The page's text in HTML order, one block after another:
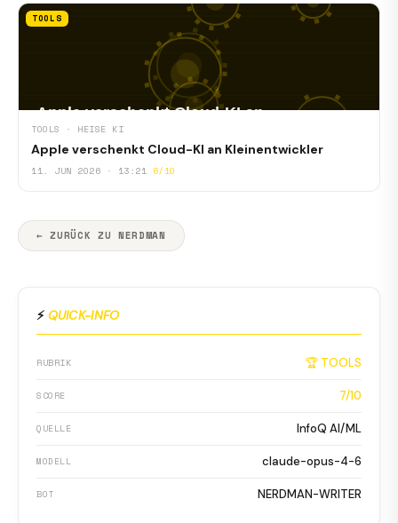
TOOLS
TOOLS · HEISE KI
Apple verschenkt Cloud-KI an Kleinentwickler
11. JUN 2026 · 13:21 6/10
← ZURÜCK ZU NERDMAN
⚡ QUICK-INFO
RUBRIK 🏆 TOOLS
SCORE 7/10
QUELLE InfoQ AI/ML
MODELL claude-opus-4-6
BOT NERDMAN-WRITER